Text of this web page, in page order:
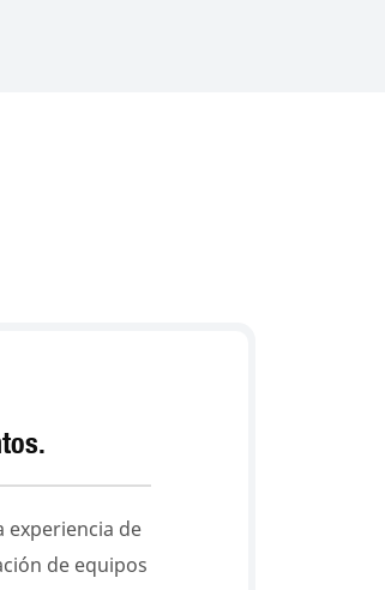
experiencia de
de equipos